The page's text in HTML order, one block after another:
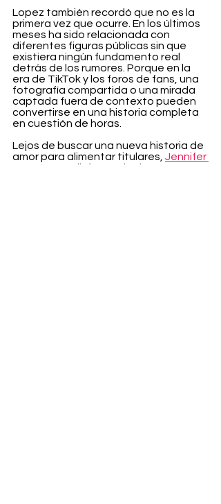
Lopez también recordó que no es la
primera vez que ocurre. En los últimos
meses ha sido relacionada con
diferentes figuras públicas sin que
existiera ningún fundamento real
detrás de los rumores. Porque en la
era de TikTok y los foros de fans, una
fotografía compartida o una mirada
captada fuera de contexto pueden
convertirse en una historia completa
en cuestión de horas.
Lejos de buscar una nueva historia de
amor para alimentar titulares, Jennifer
está disfrutando de una etapa